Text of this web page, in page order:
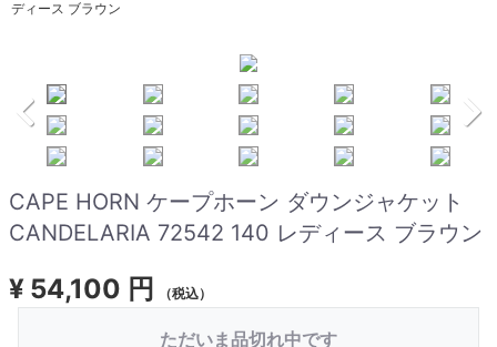
ディース ブラウン
CAPE HORN ケープホーン ダウンジャケット
CANDELARIA 72542 140 レディース ブラウン
¥ 54,100 円 （税込）
ただいま品切れ中です